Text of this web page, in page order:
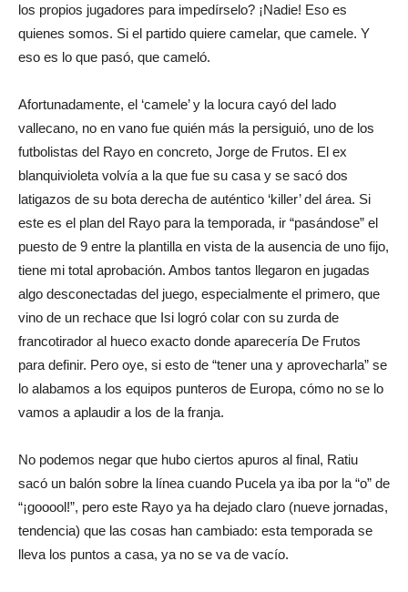
los propios jugadores para impedírselo? ¡Nadie! Eso es
quienes somos. Si el partido quiere camelar, que camele. Y
eso es lo que pasó, que cameló.
Afortunadamente, el ‘camele’ y la locura cayó del lado
vallecano, no en vano fue quién más la persiguió, uno de los
futbolistas del Rayo en concreto, Jorge de Frutos. El ex
blanquivioleta volvía a la que fue su casa y se sacó dos
latigazos de su bota derecha de auténtico ‘killer’ del área. Si
este es el plan del Rayo para la temporada, ir “pasándose” el
puesto de 9 entre la plantilla en vista de la ausencia de uno fijo,
tiene mi total aprobación. Ambos tantos llegaron en jugadas
algo desconectadas del juego, especialmente el primero, que
vino de un rechace que Isi logró colar con su zurda de
francotirador al hueco exacto donde aparecería De Frutos
para definir. Pero oye, si esto de “tener una y aprovecharla” se
lo alabamos a los equipos punteros de Europa, cómo no se lo
vamos a aplaudir a los de la franja.
No podemos negar que hubo ciertos apuros al final, Ratiu
sacó un balón sobre la línea cuando Pucela ya iba por la “o” de
“¡gooool!”, pero este Rayo ya ha dejado claro (nueve jornadas,
tendencia) que las cosas han cambiado: esta temporada se
lleva los puntos a casa, ya no se va de vacío.